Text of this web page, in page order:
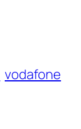
vodafone